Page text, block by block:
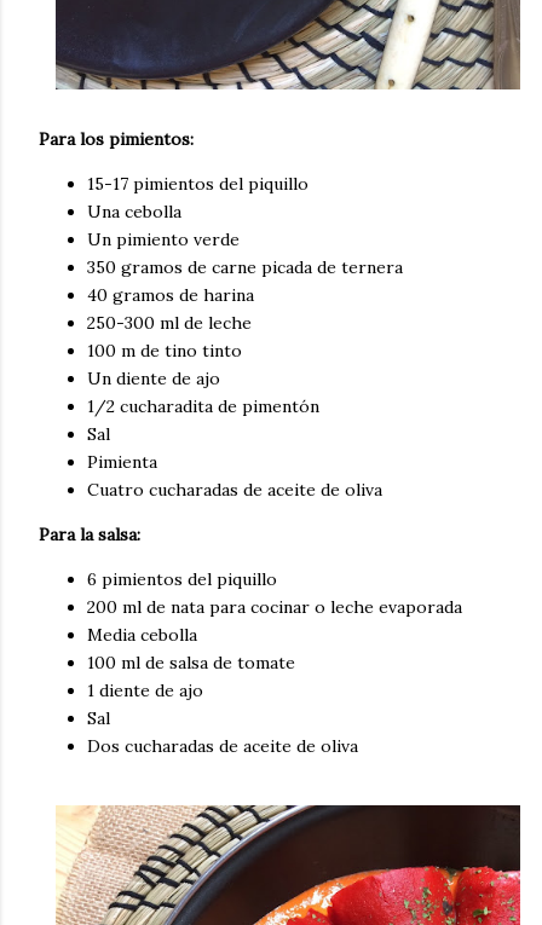
Para los pimientos:
15-17 pimientos del piquillo
Una cebolla
Un pimiento verde
350 gramos de carne picada de ternera
40 gramos de harina
250-300 ml de leche
100 m de tino tinto
Un diente de ajo
1/2 cucharadita de pimentón
Sal
Pimienta
Cuatro cucharadas de aceite de oliva
Para la salsa:
6 pimientos del piquillo
200 ml de nata para cocinar o leche evaporada
Media cebolla
100 ml de salsa de tomate
1 diente de ajo
Sal
Dos cucharadas de aceite de oliva